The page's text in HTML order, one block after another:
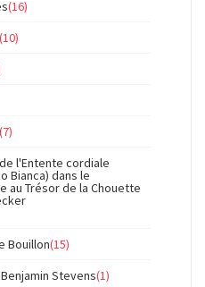
(16)
(10)
(7)
de l'Entente cordiale
Bianca) dans le
au Trésor de la Chouette
Bouillon(15)
Stevens(1)